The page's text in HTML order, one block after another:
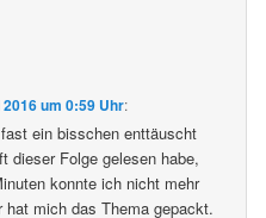
2016 um 0:59 Uhr:
ein bisschen enttäuscht
dieser Folge gelesen habe,
konnte ich nicht mehr
mich das Thema gepackt.